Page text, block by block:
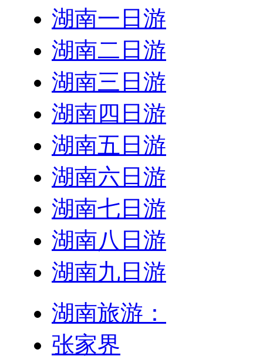
湖南一日游
湖南二日游
湖南三日游
湖南四日游
湖南五日游
湖南六日游
湖南七日游
湖南八日游
湖南九日游
湖南旅游：
张家界